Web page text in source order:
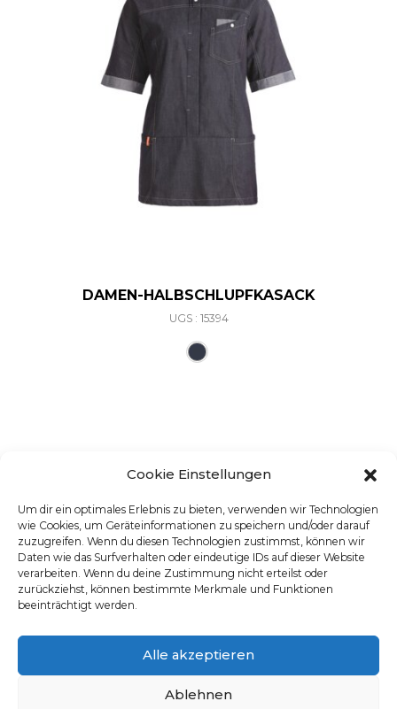
Cookie Einstellungen
Um dir ein optimales Erlebnis zu bieten, verwenden wir Technologien
wie Cookies, um Geräteinformationen zu speichern und/oder darauf
zuzugreifen. Wenn du diesen Technologien zustimmst, können wir
Daten wie das Surfverhalten oder eindeutige IDs auf dieser Website
verarbeiten. Wenn du deine Zustimmung nicht erteilst oder
zurückziehst, können bestimmte Merkmale und Funktionen
beeinträchtigt werden.
Alle akzeptieren
Ablehnen
DAMEN-HALBSCHLUPFKASACK
UGS : 15394